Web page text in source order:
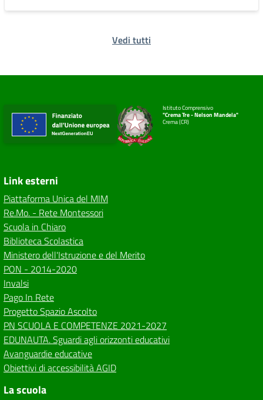
Vedi tutti
Istituto Comprensivo
"Crema Tre - Nelson Mandela"
Crema (CR)
Link esterni
Piattaforma Unica del MIM
Re.Mo. - Rete Montessori
Scuola in Chiaro
Biblioteca Scolastica
Ministero dell'Istruzione e del Merito
PON - 2014-2020
Invalsi
Pago In Rete
Progetto Spazio Ascolto
PN SCUOLA E COMPETENZE 2021-2027
EDUNAUTA. Sguardi agli orizzonti educativi
Avanguardie educative
Obiettivi di accessibilità AGID
La scuola